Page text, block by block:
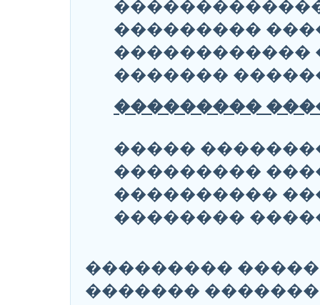
���������
������������
�������
���������
�����
���������
����������
��������
���������
�������